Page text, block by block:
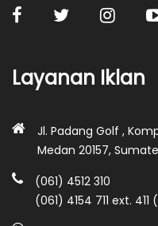
Layanan Iklan
Jl. Padang Golf ,
Medan 20157,
(061) 4512 310
(061) 4154 711 ext.